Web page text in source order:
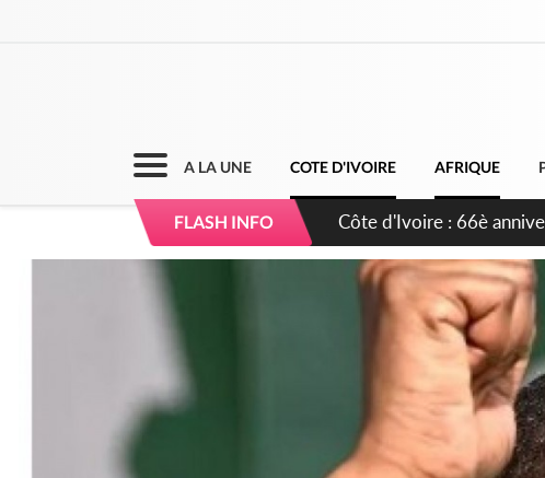
A LA UNE COTE D'IVOIRE AFRIQUE
FLASH INFO
Côte d'Ivoire : À
développement de la